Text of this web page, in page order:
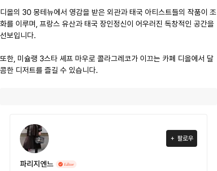
디올의 30 몽테뉴에서 영감을 받은 외관과 태국 아티스트들의 작품이 조
화를 이루며, 프랑스 유산과 태국 장인정신이 어우러진 독창적인 공간을
선보입니다.
또한, 미슐랭 3스타 셰프 마우로 콜라그레코가 이끄는 카페 디올에서 달
콤한 디저트를 즐길 수 있습니다.
팔로우
파리지엔느